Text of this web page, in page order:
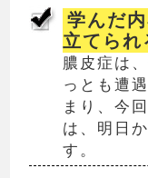
学んだ
立てられ
膿皮症は
っとも遭
まり、今
は、明日
す。